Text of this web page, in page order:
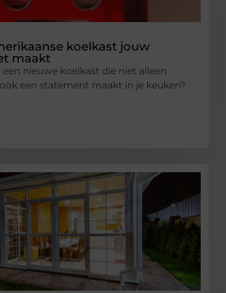
koelkast jouw
maakt
een nieuwe koelkast die niet alleen
een statement maakt in je keuken?